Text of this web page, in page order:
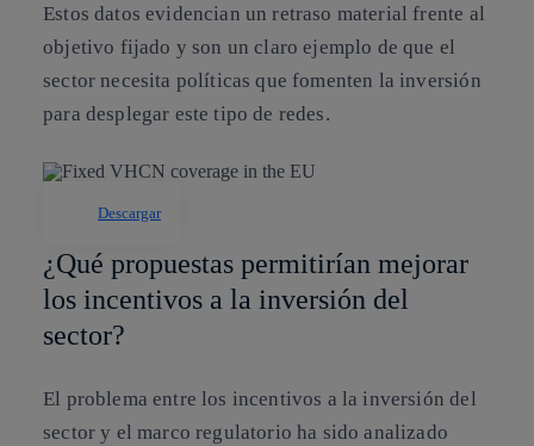
Estos datos evidencian un retraso material frente al
objetivo fijado y son un claro ejemplo de que el
sector necesita políticas que fomenten la inversión
para desplegar este tipo de redes.
Descargar
¿Qué propuestas permitirían mejorar
los incentivos a la inversión del
sector?
El problema entre los incentivos a la inversión del
sector y el marco regulatorio ha sido analizado